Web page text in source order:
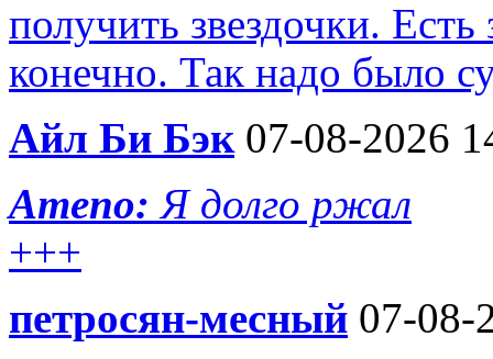
получить звездочки.
конечно. Так надо было
Айл Би Бэк07-08-2026
Ameno:Я долго ржал
+++
петросян-месный 07-08-